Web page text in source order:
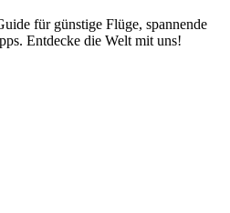
für günstige Flüge, spannende
Entdecke die Welt mit uns!